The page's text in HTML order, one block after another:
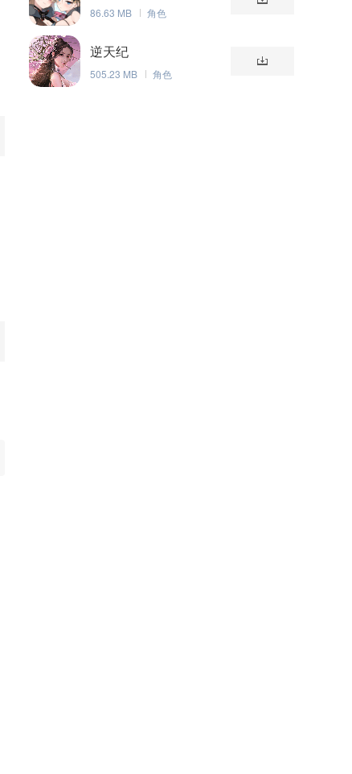
86.63 MB 角色
逆天纪
505.23 MB 角色